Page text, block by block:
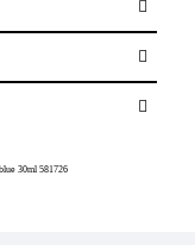
30ml 581726